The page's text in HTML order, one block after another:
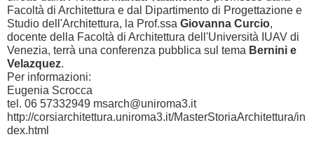
Facoltà di Architettura e dal Dipartimento di Progettazione e
Studio dell'Architettura, la Prof.ssa Giovanna Curcio,
docente della Facoltà di Architettura dell'Università IUAV di
Venezia, terrà una conferenza pubblica sul tema Bernini e
Velazquez.
Per informazioni:
Eugenia Scrocca
tel. 06 57332949 msarch@uniroma3.it
http://corsiarchitettura.uniroma3.it/MasterStoriaArchitettura/in
dex.html